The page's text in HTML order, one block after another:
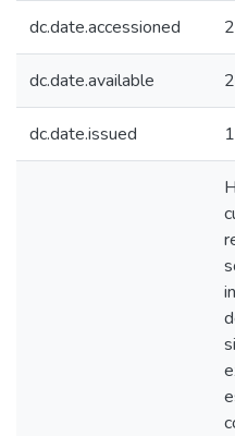
dc.date.accessioned
dc.date.available
dc.date.issued